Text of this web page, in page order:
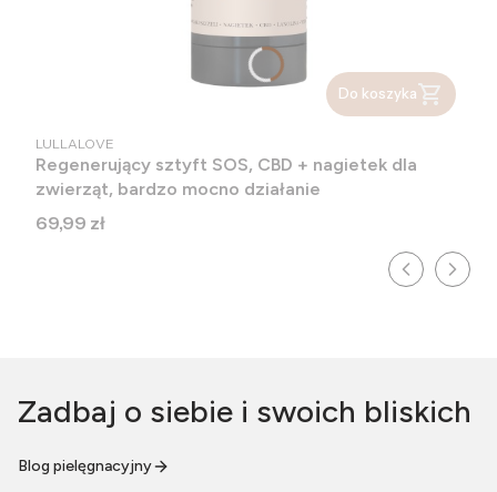
Do koszyka
PRODUCENT
LULLALOVE
Regenerujący sztyft SOS, CBD + nagietek dla
zwierząt, bardzo mocno działanie
Cena
69,99 zł
Zadbaj o siebie i swoich bliskich
Blog pielęgnacyjny